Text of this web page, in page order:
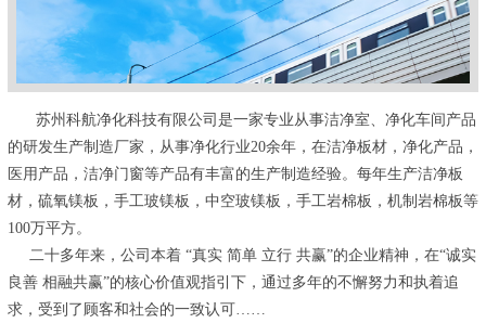
苏州科航净化科技有限公司是一家专业从事洁净室、净化车间产品
的研发生产制造厂家，从事净化行业20余年，在洁净板材，净化产品，
医用产品，洁净门窗等产品有丰富的生产制造经验。每年生产洁净板
材，硫氧镁板，手工玻镁板，中空玻镁板，手工岩棉板，机制岩棉板等
100万平方。
二十多年来，公司本着 “真实 简单 立行 共赢”的企业精神，在“诚实
良善 相融共赢”的核心价值观指引下，通过多年的不懈努力和执着追
求，受到了顾客和社会的一致认可……